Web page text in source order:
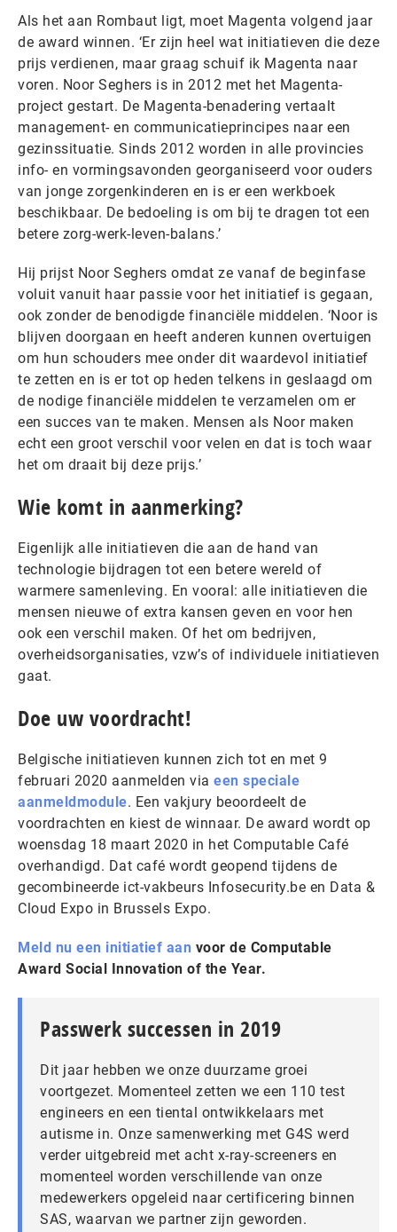
Als het aan Rombaut ligt, moet Magenta volgend jaar
de award winnen. ‘Er zijn heel wat initiatieven die deze
prijs verdienen, maar graag schuif ik Magenta naar
voren. Noor Seghers is in 2012 met het Magenta-
project gestart. De Magenta-benadering vertaalt
management- en communicatieprincipes naar een
gezinssituatie. Sinds 2012 worden in alle provincies
info- en vormingsavonden georganiseerd voor ouders
van jonge zorgenkinderen en is er een werkboek
beschikbaar. De bedoeling is om bij te dragen tot een
betere zorg-werk-leven-balans.’
Hij prijst Noor Seghers omdat ze vanaf de beginfase
voluit vanuit haar passie voor het initiatief is gegaan,
ook zonder de benodigde financiële middelen. ‘Noor is
blijven doorgaan en heeft anderen kunnen overtuigen
om hun schouders mee onder dit waardevol initiatief
te zetten en is er tot op heden telkens in geslaagd om
de nodige financiële middelen te verzamelen om er
een succes van te maken. Mensen als Noor maken
echt een groot verschil voor velen en dat is toch waar
het om draait bij deze prijs.’
Wie komt in aanmerking?
Eigenlijk alle initiatieven die aan de hand van
technologie bijdragen tot een betere wereld of
warmere samenleving. En vooral: alle initiatieven die
mensen nieuwe of extra kansen geven en voor hen
ook een verschil maken. Of het om bedrijven,
overheidsorganisaties, vzw’s of individuele initiatieven
gaat.
Doe uw voordracht!
Belgische initiatieven kunnen zich tot en met 9
februari 2020 aanmelden via een speciale
aanmeldmodule. Een vakjury beoordeelt de
voordrachten en kiest de winnaar. De award wordt op
woensdag 18 maart 2020 in het Computable Café
overhandigd. Dat café wordt geopend tijdens de
gecombineerde ict-vakbeurs Infosecurity.be en Data &
Cloud Expo in Brussels Expo.
Meld nu een initiatief aan voor de Computable
Award Social Innovation of the Year.
Passwerk successen in 2019
Dit jaar hebben we onze duurzame groei
voortgezet. Momenteel zetten we een 110 test
engineers en een tiental ontwikkelaars met
autisme in. Onze samenwerking met G4S werd
verder uitgebreid met acht x-ray-screeners en
momenteel worden verschillende van onze
medewerkers opgeleid naar certificering binnen
SAS, waarvan we partner zijn geworden.